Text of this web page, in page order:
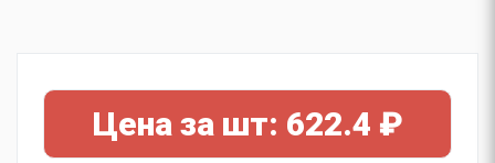
Цена за шт: 622.4 ₽